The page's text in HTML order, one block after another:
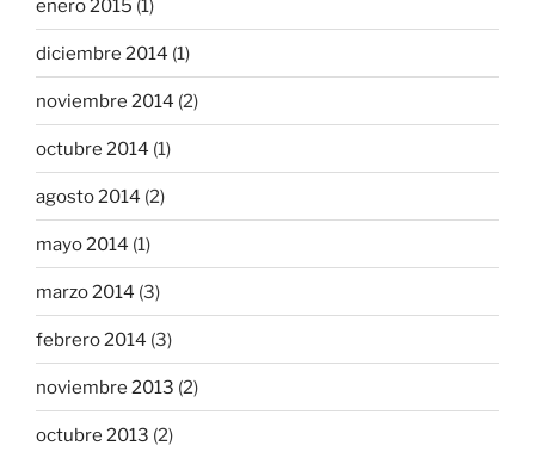
enero 2015 (1)
diciembre 2014 (1)
noviembre 2014 (2)
octubre 2014 (1)
agosto 2014 (2)
mayo 2014 (1)
marzo 2014 (3)
febrero 2014 (3)
noviembre 2013 (2)
octubre 2013 (2)